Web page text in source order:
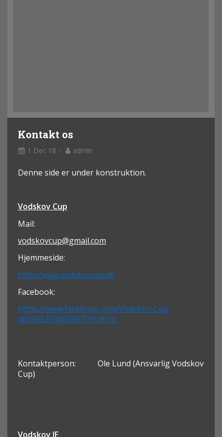
Kontakt os
1 Dec 18 admin
Denne side er under konstruktion.
Vodskov Cup
Mail:
vodskovcup@gmail.com
Hjemmeside:
http://www.vodskovcup.dk
Facebook:
https://www.facebook.com/Vodskov-Cup-
460305254060567/?fref=ts
Kontaktperson:
Ole Lund (Ansvarlig Vodskov
Cup)
Vodskov IF